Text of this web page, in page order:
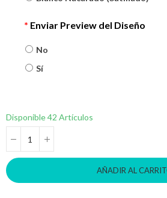
* Enviar Preview del Diseño
No
Sí
Disponible42 Artículos
AÑADIR AL